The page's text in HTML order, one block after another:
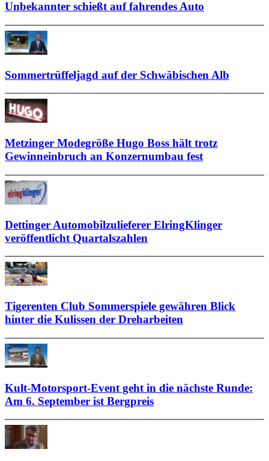
Unbekannter schießt auf fahrendes Auto
Sommertrüffeljagd auf der Schwäbischen Alb
Metzinger Modegröße Hugo Boss hält trotz
Gewinneinbruch an Konzernumbau fest
Dettinger Automobilzulieferer ElringKlinger
veröffentlicht Quartalszahlen
Tigerenten Club Sommerspiele gewähren Blick
hinter die Kulissen der Dreharbeiten
Kult-Motorsport-Event geht in die nächste Runde:
Am 6. September ist Bergpreis